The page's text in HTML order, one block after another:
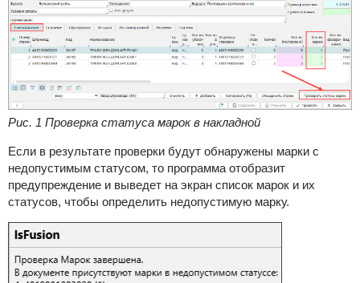
Рис. 1 Проверка статуса марок в накладной
Если в результате проверки будут обнаружены марки с
недопустимым статусом, то программа отобразит
предупреждение и выведет на экран список марок и их
статусов, чтобы определить недопустимую марку.